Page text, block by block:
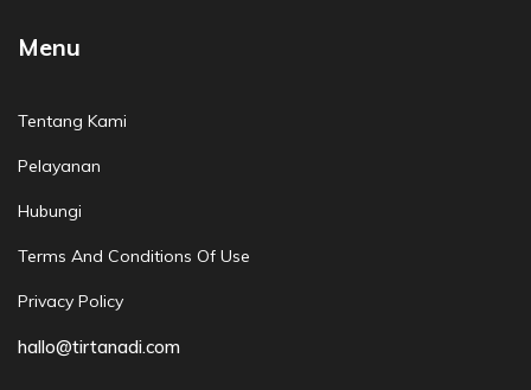
Menu
Tentang Kami
Pelayanan
Hubungi
Terms And Conditions Of Use
Privacy Policy
hallo@tirtanadi.com